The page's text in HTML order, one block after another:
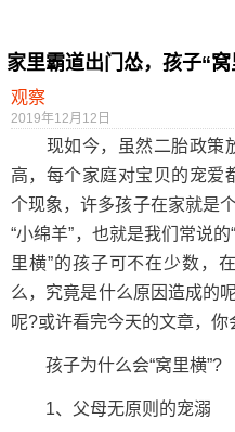
家里霸道出门怂，孩子“窝
观察
2019年12月12日
现如今，虽然二胎政策
高，每个家庭对宝贝的宠爱
个现象，许多孩子在家就是
“小绵羊”，也就是我们常说
里横”的孩子可不在少数，
么，究竟是什么原因造成的
呢?或许看完今天的文章，你
孩子为什么会“窝里横”?
1、父母无原则的宠溺